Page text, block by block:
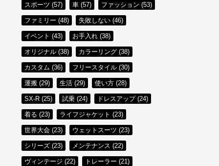
スポーツ (57) 車 (57) ファッション (53)
ファミリー (48) 失敗しない (46)
イベント (43) お手入れ (38)
オリジナル (38) カラーリング (38)
カスタム (36) フリースタイル (30)
運搬 (29) 生活 (29) 使い方 (28)
SX-R (25) 試乗 (24) ドレスアップ (24)
着る (23) ライフジャケット (23)
世界大会 (23) ウェットスーツ (23)
シリーズ (23) メンテナンス (22)
ヴィンテージ (22) トレーラー (21)